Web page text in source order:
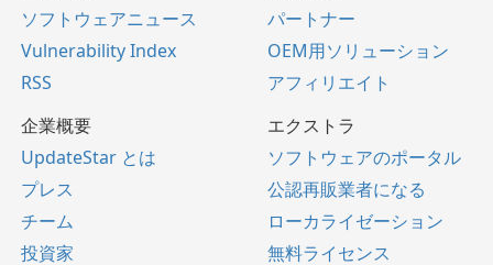
ソフトウェアニュース
Vulnerability Index
RSS
パートナー
OEM用ソリューション
アフィリエイト
企業概要
UpdateStar とは
プレス
チーム
投資家
エクストラ
ソフトウェアのポータル
公認再販業者になる
ローカライゼーション
無料ライセンス